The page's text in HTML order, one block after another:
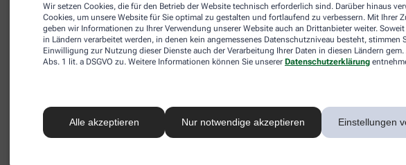
Wir setzen Cookies, die für den Betrieb der Website technisch erforderlich sind. Darüber hinaus
Cookies, um unsere Website für Sie optimal zu gestalten und fortlaufend zu verbessern. Mit Ihrer
geben wir Informationen zu Ihrer Verwendung unserer Website auch an Drittanbieter weiter. Soweit
in Ländern verarbeitet werden, in denen kein angemessenes Datenschutzniveau besteht, stimmen
Einwilligung zur Nutzung dieser Dienste auch der Verarbeitung Ihrer Daten in diesen Ländern
Abs. 1 lit. a DSGVO zu. Weitere Informationen können Sie unserer Datenschutzerklärung
Alle akzeptieren Nur notwendige akzeptieren Einstellungen